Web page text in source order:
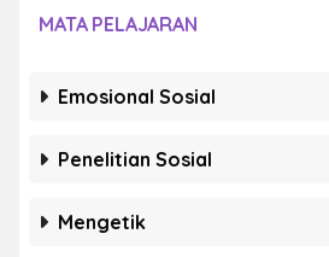
MATA PELAJARAN
Emosional Sosial
Penelitian Sosial
Mengetik